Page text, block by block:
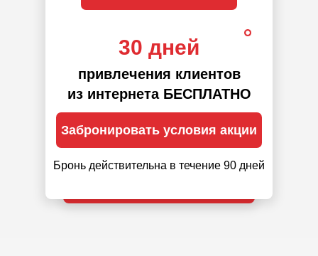
Забронировать условия акции
Бронь действительна в течение 90 дней
30 дней
привлечения клиентов
из интернета БЕСПЛАТНО